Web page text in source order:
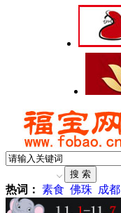
热词： 素食 佛珠 成都